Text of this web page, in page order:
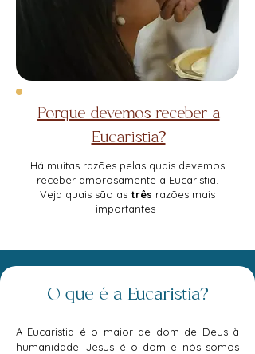
Porque devemos receber a
Eucaristia?
Há muitas razões pelas quais devemos
receber amorosamente a Eucaristia.
Veja quais são as três razões mais
importantes
O que é a Eucaristia?
A Eucaristia é o maior de dom de Deus à
humanidade! Jesus é o dom e nós somos